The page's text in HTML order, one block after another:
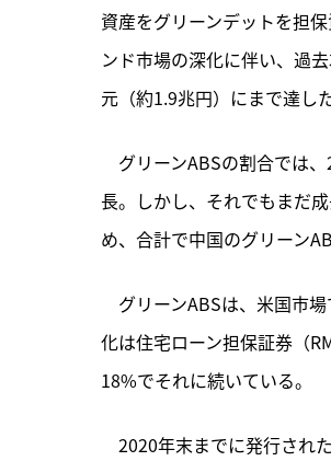
資産をグリーンデットを担
ンド市場の深化に伴い、過
元（約1.9兆円）にまで達した
グリーンABSの割合では
長。しかし、それでもまだ
め、合計で中国のグリーン
グリーンABSは、米国市
化は住宅ローン担保証券（
18%でそれに続いている。
2020年末までに発行され